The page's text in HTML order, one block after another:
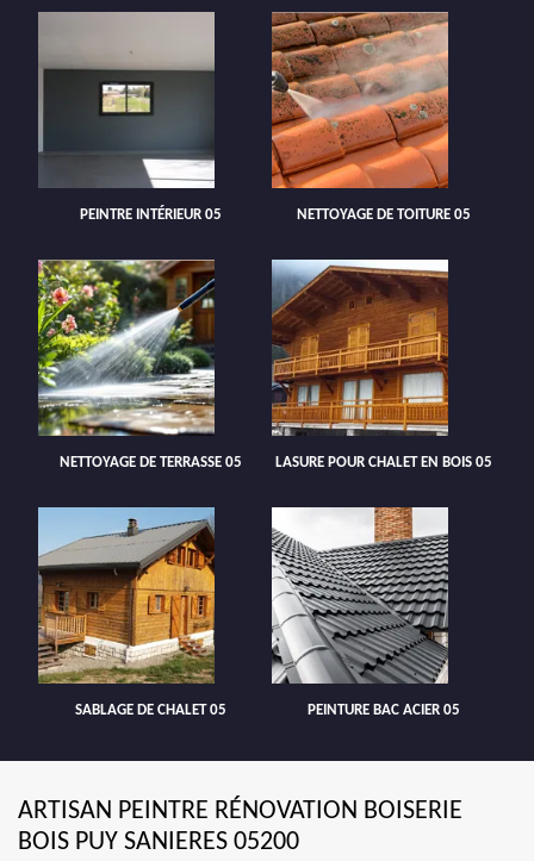
PEINTRE INTÉRIEUR 05 NETTOYAGE DE TOITURE 05
NETTOYAGE DE TERRASSE 05 LASURE POUR CHALET EN BOIS 05
SABLAGE DE CHALET 05 PEINTURE BAC ACIER 05
ARTISAN PEINTRE RÉNOVATION BOISERIE
BOIS PUY SANIERES 05200